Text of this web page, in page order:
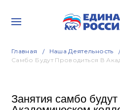
Главная Наша Деятельность
Самбо Будут Проводиться В
Занятия самбо